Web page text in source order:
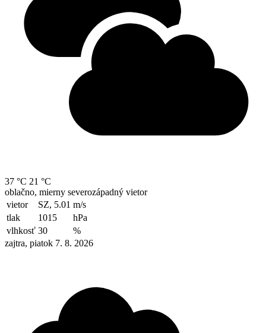
37 °C 21 °C
oblačno, mierny severozápadný vietor
vietor
SZ, 5.01 m/s
tlak
1015
hPa
vlhkosť 30
%
zajtra, piatok 7. 8. 2026